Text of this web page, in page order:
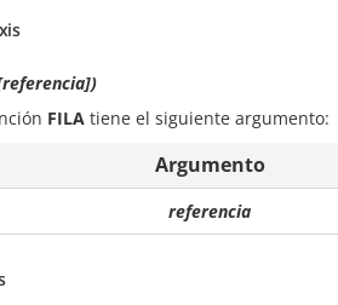
FILA tiene el siguiente argumento:
Argumento
referencia